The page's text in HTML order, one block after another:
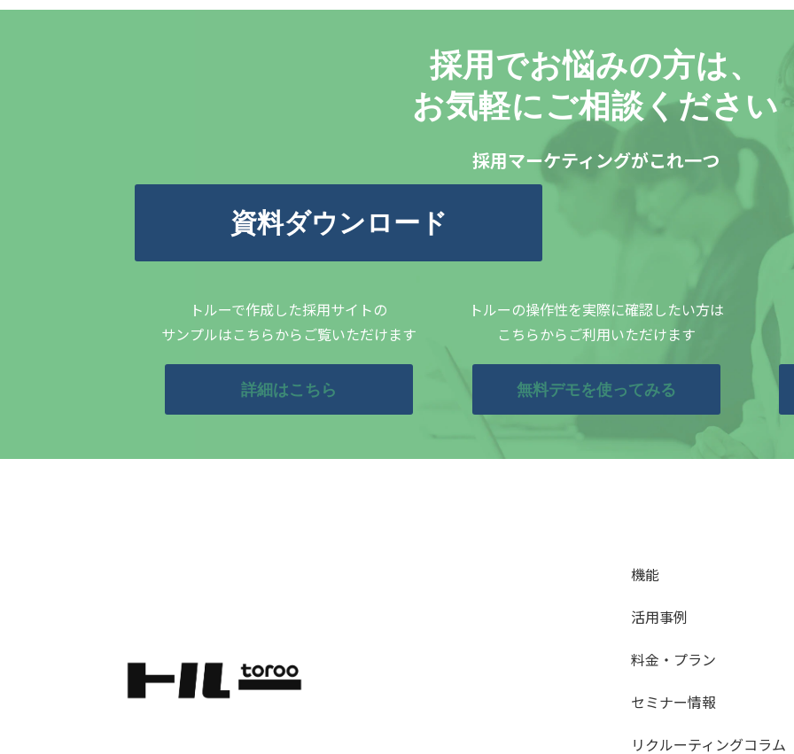
採用でお悩みの方は、
お気軽にご相談ください
採用マーケティングがこれ一つ
資料ダウンロード
トルーで作成した採用サイトの
サンプルはこちらからご覧いただけます
詳細はこちら
トルーの操作性を実際に確認したい方は
こちらからご利用いただけます
無料デモを使ってみる
機能
活用事例
料金・プラン
セミナー情報
リクルーティングコラム